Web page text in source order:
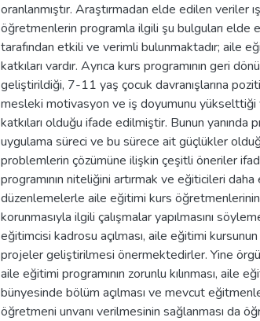
oranlanmıştır. Araştırmadan elde edilen veriler
öğretmenlerin programla ilgili şu bulguları
tarafından etkili ve verimli bulunmaktadır; aile
katkıları vardır. Ayrıca kurs programının geri
geliştirildiği, 7-11 yaş çocuk davranışlarına
mesleki motivasyon ve iş doyumunu
katkıları olduğu ifade edilmiştir. Bunun yanında
uygulama süreci ve bu sürece ait güçlükler
problemlerin çözümüne ilişkin çeşitli öneriler
programının niteliğini artırmak ve eğiticileri
düzenlemelerle aile eğitimi kurs
korunmasıyla ilgili çalışmalar yapılmasını
eğitimcisi kadrosu açılması, aile eğitimi
projeler geliştirilmesi önermektedirler. Yine
aile eğitimi programının zorunlu kılınması, aile
bünyesinde bölüm açılması ve mevcut
öğretmeni unvanı verilmesinin sağlanması da